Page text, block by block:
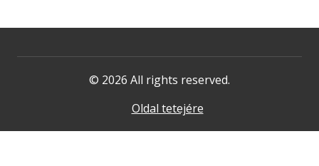
© 2026 All rights reserved.
Oldal tetejére